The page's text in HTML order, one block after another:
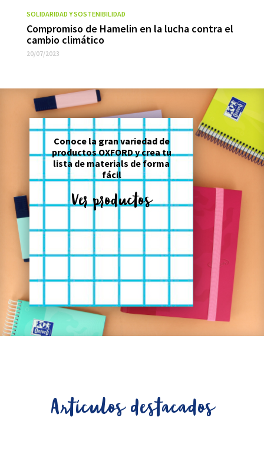
SOLIDARIDAD Y SOSTENIBILIDAD
Compromiso de Hamelin en la lucha contra el
cambio climático
20/07/2023
Conoce la gran variedad de
productos OXFORD y crea tu
lista de materials de forma
fácil
Ver productos
Artículos destacados